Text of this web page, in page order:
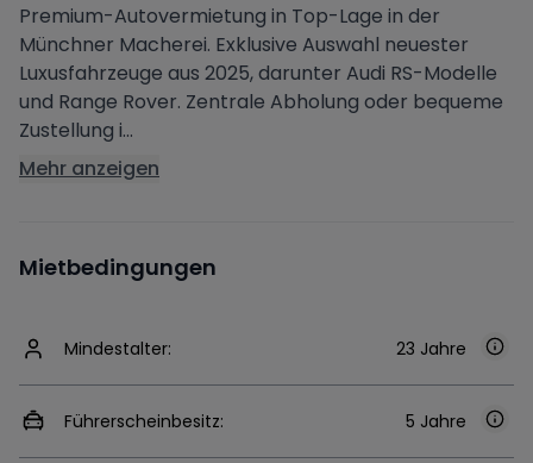
Premium-Autovermietung in Top-Lage in der
Münchner Macherei. Exklusive Auswahl neuester
Luxusfahrzeuge aus 2025, darunter Audi RS-Modelle
und Range Rover. Zentrale Abholung oder bequeme
Zustellung i...
Mehr anzeigen
Mietbedingungen
Mindestalter: 23 Jahre
Führerscheinbesitz: 5 Jahre